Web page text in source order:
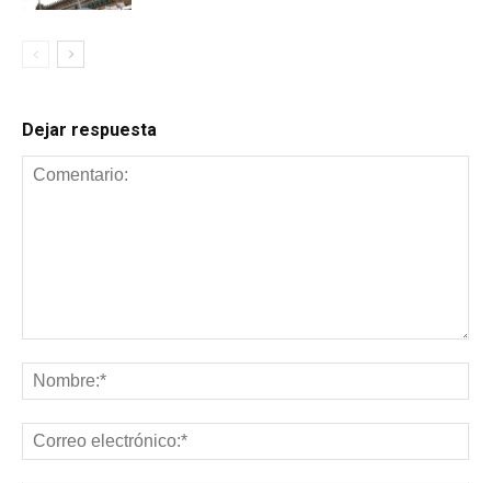
Dejar respuesta